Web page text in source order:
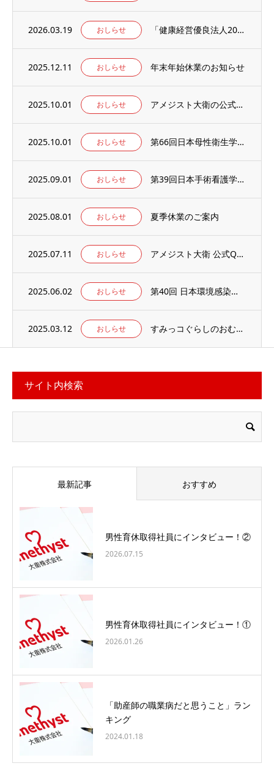
2026.03.19 おしらせ 「健康経営優良法人2026」の認定を取得しました。
2025.12.11 おしらせ 年末年始休業のお知らせ
2025.10.01 おしらせ アメジスト大衛の公式WEBサイト【アメジストAmazonブランドサイト】がオープン！
2025.10.01 おしらせ 第66回日本母性衛生学会学術集会の併設出展ブースに出展のお知らせ
2025.09.01 おしらせ 第39回日本手術看護学会年次大会の併設出展ブースに出展のお知らせ
2025.08.01 おしらせ 夏季休業のご案内
2025.07.11 おしらせ アメジスト大衛 公式Qoo10店 がオープンしました
2025.06.02 おしらせ 第40回 日本環境感染学会総会・学術集会の併設展示ブースに出展いたします。
2025.03.12 おしらせ すみっコぐらしのおむつ替えマット 当社楽天ECサイトでお取り扱い中
サイト内検索
最新記事 おすすめ
男性育休取得社員にインタビュー！②
2026.07.15
男性育休取得社員にインタビュー！①
2026.01.26
「助産師の職業病だと思うこと」ラン
キング
2024.01.18